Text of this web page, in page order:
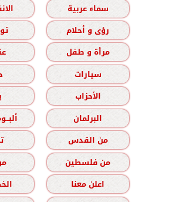
سماء عربية
رؤى و أحلام
مرأة و طفل
سيارات
الأحزاب
البرلمان
من القدس
من فلسطين
اعلن معنا